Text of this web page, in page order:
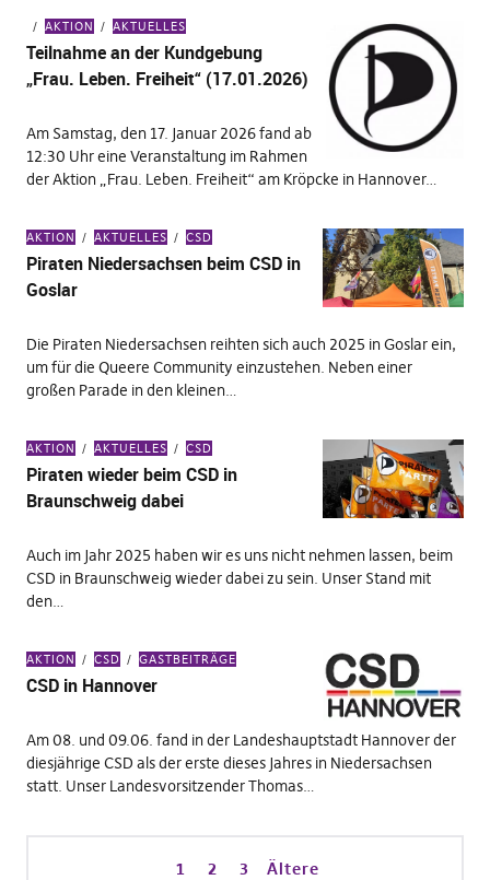
AKTION AKTUELLES
Teilnahme an der Kundgebung
„Frau. Leben. Freiheit“ (17.01.2026)
Am Samstag, den 17. Januar 2026 fand ab
12:30 Uhr eine Veranstaltung im Rahmen
der Aktion „Frau. Leben. Freiheit“ am Kröpcke in Hannover…
AKTION AKTUELLES CSD
Piraten Niedersachsen beim CSD in
Goslar
Die Piraten Niedersachsen reihten sich auch 2025 in Goslar ein,
um für die Queere Community einzustehen. Neben einer
großen Parade in den kleinen…
AKTION AKTUELLES CSD
Piraten wieder beim CSD in
Braunschweig dabei
Auch im Jahr 2025 haben wir es uns nicht nehmen lassen, beim
CSD in Braunschweig wieder dabei zu sein. Unser Stand mit
den…
AKTION CSD GASTBEITRÄGE
CSD in Hannover
Am 08. und 09.06. fand in der Landeshauptstadt Hannover der
diesjährige CSD als der erste dieses Jahres in Niedersachsen
statt. Unser Landesvorsitzender Thomas…
1 2 3 Ältere